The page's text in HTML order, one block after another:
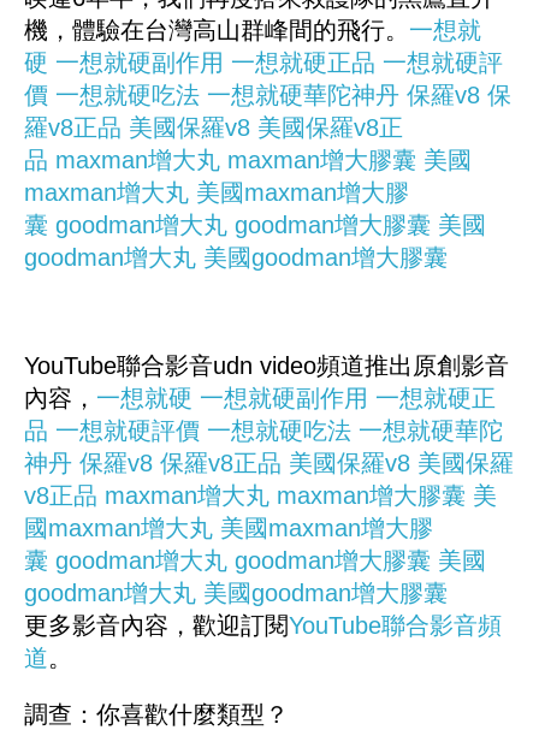
機，體驗在台灣高山群峰間的飛行。 一想就
硬 一想就硬副作用 一想就硬正品 一想就硬評
價 一想就硬吃法 一想就硬華陀神丹 保羅v8 保
羅v8正品 美國保羅v8 美國保羅v8正
品 maxman增大丸 maxman增大膠囊 美國
maxman增大丸 美國maxman增大膠
囊 goodman增大丸 goodman增大膠囊 美國
goodman增大丸 美國goodman增大膠囊
YouTube聯合影音udn video頻道推出原創影音
內容， 一想就硬 一想就硬副作用 一想就硬正
品 一想就硬評價 一想就硬吃法 一想就硬華陀
神丹 保羅v8 保羅v8正品 美國保羅v8 美國保羅
v8正品 maxman增大丸 maxman增大膠囊 美
國maxman增大丸 美國maxman增大膠
囊 goodman增大丸 goodman增大膠囊 美國
goodman增大丸 美國goodman增大膠囊
更多影音內容，歡迎訂閱YouTube聯合影音頻
道。
調查：你喜歡什麼類型？